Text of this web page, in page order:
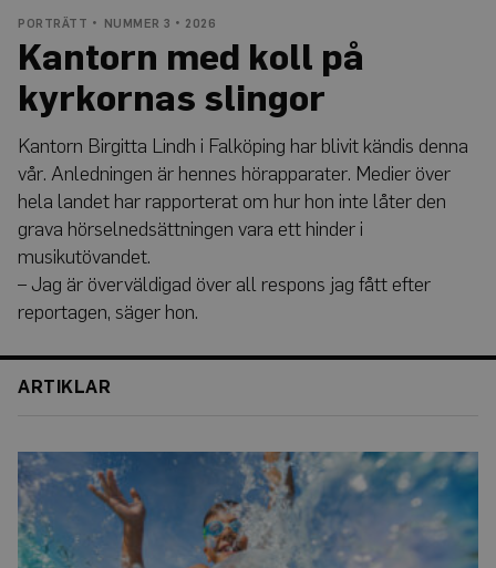
PORTRÄTT NUMMER 3 • 2026
Kantorn med koll på
kyrkornas slingor
Kantorn Birgitta Lindh i Falköping har blivit kändis denna
vår. Anledningen är hennes hörapparater. Medier över
hela landet har rapporterat om hur hon inte låter den
grava hörselnedsättningen vara ett hinder i
musikutövandet.
– Jag är överväldigad över all respons jag fått efter
reportagen, säger hon.
ARTIKLAR
Barn
får
inte
vattenskydd
till
hörselimplantat